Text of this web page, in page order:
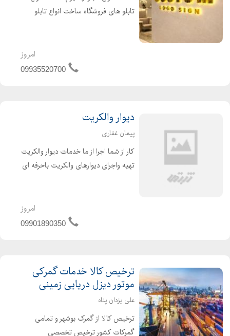
تابلو های فروشگاه ساخت انواع تابلو
غیرفلزات، حکاکی روی فلزات برش لیزر
پلکسی، مولتی استایل،...
امروز
09935520700
دیوار والکریت
پیمان غفاری
کار از شما اجرا از ما خدمات دیوار والکریت
تهیه واجرای دیوارهای والکریت باحرفه ای
امروز
09901890350
ترخیص کالا خدمات گمرکی
موتور دیزل دریایی زمینی
علی یزدان پناه
ترخیص کالا از گمرک بوشهر و تمامی
گمرکات کشور ترخیص تخصصی